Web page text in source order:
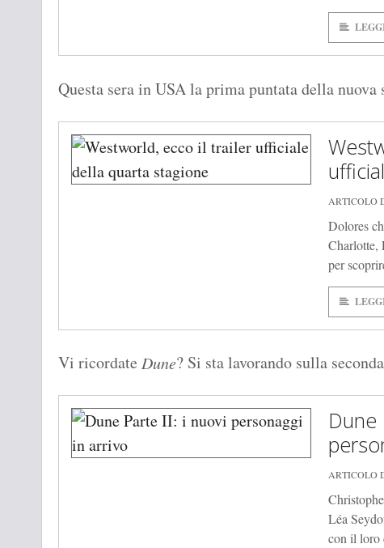
Questa sera in USA la prima puntata della nuova
ARTICOLO
Dolores
Charlotte,
per
Vi ricordate Dune? Si sta lavorando sulla
Dune
ARTICOLO
Léa
con il loro